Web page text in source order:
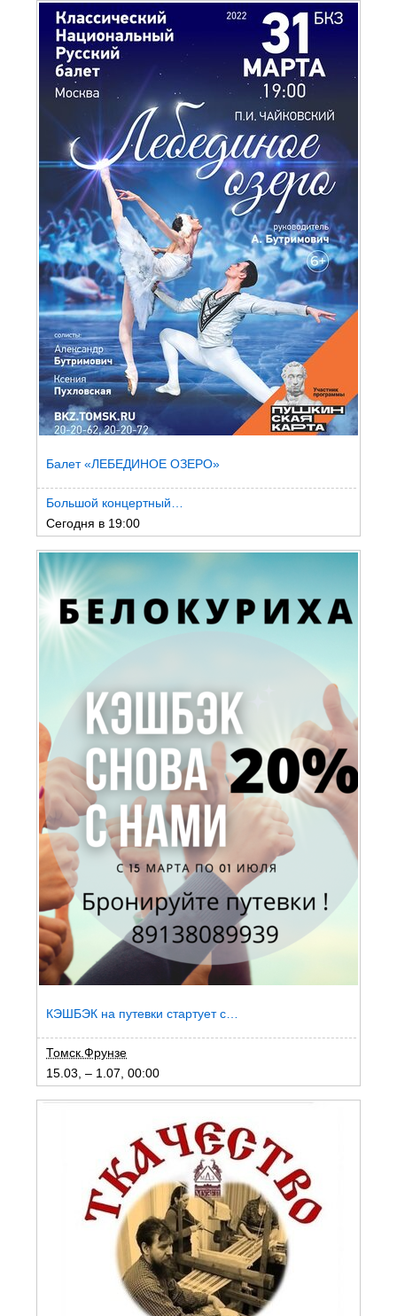
Балет «ЛЕБЕДИНОЕ ОЗЕРО»
Большой концертный…
Сегодня в 19:00
КЭШБЭК на путевки стартует с…
Томск.Фрунзе
15.03, – 1.07, 00:00